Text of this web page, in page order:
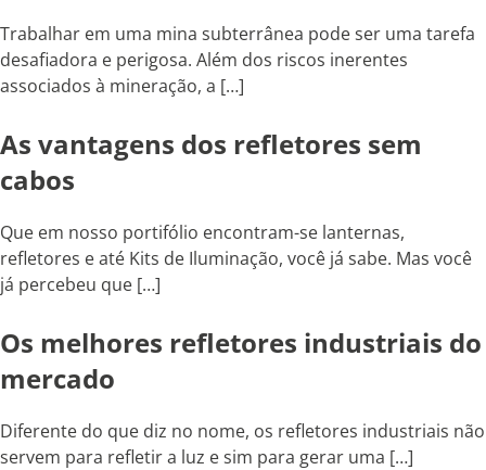
Trabalhar em uma mina subterrânea pode ser uma tarefa
desafiadora e perigosa. Além dos riscos inerentes
associados à mineração, a […]
As vantagens dos refletores sem
cabos
Que em nosso portifólio encontram-se lanternas,
refletores e até Kits de Iluminação, você já sabe. Mas você
já percebeu que […]
Os melhores refletores industriais do
mercado
Diferente do que diz no nome, os refletores industriais não
servem para refletir a luz e sim para gerar uma […]